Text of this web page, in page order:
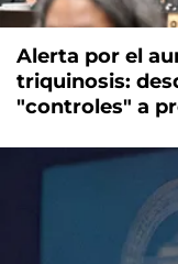
Alerta por el
triquinosis:
"controles" a